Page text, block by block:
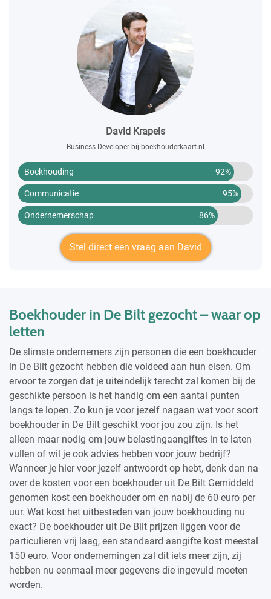
David Krapels
Business Developer bij boekhouderkaart.nl
Boekhouding 92%
Communicatie 95%
Ondernemerschap 86%
Stel direct een vraag aan David
Boekhouder in De Bilt gezocht – waar op
letten
De slimste ondernemers zijn personen die een boekhouder
in De Bilt gezocht hebben die voldeed aan hun eisen. Om
ervoor te zorgen dat je uiteindelijk terecht zal komen bij de
geschikte persoon is het handig om een aantal punten
langs te lopen. Zo kun je voor jezelf nagaan wat voor soort
boekhouder in De Bilt geschikt voor jou zou zijn. Is het
alleen maar nodig om jouw belastingaangiftes in te laten
vullen of wil je ook advies hebben voor jouw bedrijf?
Wanneer je hier voor jezelf antwoordt op hebt, denk dan na
over de kosten voor een boekhouder uit De Bilt Gemiddeld
genomen kost een boekhouder om en nabij de 60 euro per
uur. Wat kost het uitbesteden van jouw boekhouding nu
exact? De boekhouder uit De Bilt prijzen liggen voor de
particulieren vrij laag, een standaard aangifte kost meestal
150 euro. Voor ondernemingen zal dit iets meer zijn, zij
hebben nu eenmaal meer gegevens die ingevuld moeten
worden.